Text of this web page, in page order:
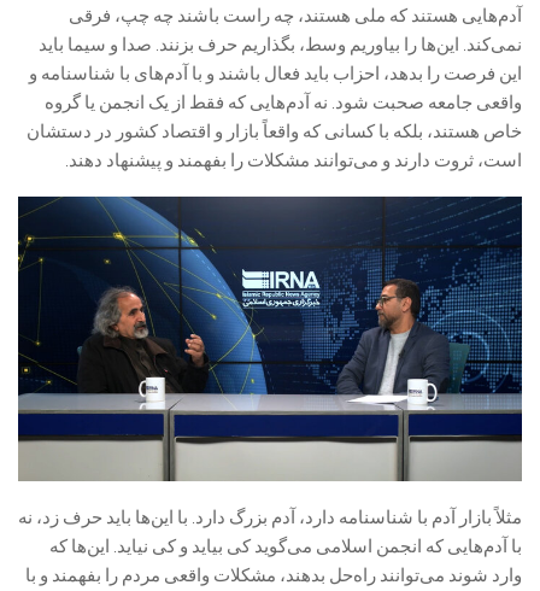
آدم‌هایی هستند که ملی هستند، چه راست باشند چه چپ، فرقی
نمی‌کند. این‌ها را بیاوریم وسط، بگذاریم حرف بزنند. صدا و سیما باید
این فرصت را بدهد، احزاب باید فعال باشند و با آدم‌های با شناسنامه و
واقعی جامعه صحبت شود. نه آدم‌هایی که فقط از یک انجمن یا گروه
خاص هستند، بلکه با کسانی که واقعاً بازار و اقتصاد کشور در دستشان
است، ثروت دارند و می‌توانند مشکلات را بفهمند و پیشنهاد دهند.
مثلاً بازار آدم با شناسنامه دارد، آدم بزرگ دارد. با این‌ها باید حرف زد، نه
با آدم‌هایی که انجمن اسلامی می‌گوید کی بیاید و کی نیاید. این‌ها که
وارد شوند می‌توانند راه‌حل بدهند، مشکلات واقعی مردم را بفهمند و با